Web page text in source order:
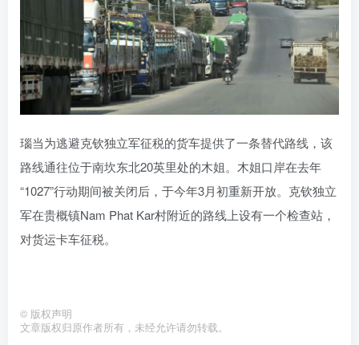
瑙当为逃避克钦独立军征税的货车提供了一条替代路线，该
路线通往位于南坎东北20英里处的木姐。木姐口岸在去年
“1027”行动期间被关闭后，于今年3月初重新开放。克钦独立
军在贵概镇Nam Phat Kar村附近的路线上设有一个检查站，
对货运卡车征税。
© 版权声明
文章版权归原作者所有，未经允许请勿转载。